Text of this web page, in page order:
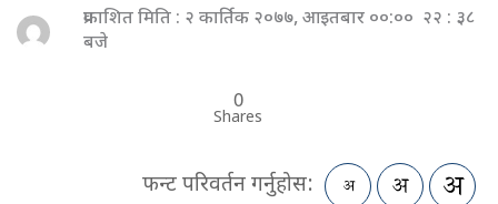
प्रकाशित मिति : २ कार्तिक २०७७, आइतबार ००:०० २२ : ३८
बजे
0
Shares
फन्ट परिवर्तन गर्नुहोस: